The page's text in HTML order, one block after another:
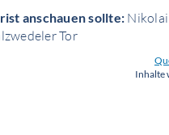
anschauen sollte:
Tor
Inhalte